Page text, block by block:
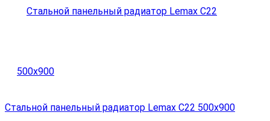
Стальной панельный радиатор Lemax C22 500х900